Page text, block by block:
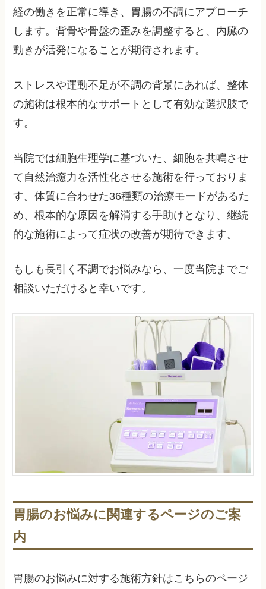
経の働きを正常に導き、胃腸の不調にアプローチ
します。背骨や骨盤の歪みを調整すると、内臓の
動きが活発になることが期待されます。
ストレスや運動不足が不調の背景にあれば、整体
の施術は根本的なサポートとして有効な選択肢で
す。
当院では細胞生理学に基づいた、細胞を共鳴させ
て自然治癒力を活性化させる施術を行っておりま
す。体質に合わせた36種類の治療モードがあるた
め、根本的な原因を解消する手助けとなり、継続
的な施術によって症状の改善が期待できます。
もしも長引く不調でお悩みなら、一度当院までご
相談いただけると幸いです。
胃腸のお悩みに関連するページのご案
内
胃腸のお悩みに対する施術方針はこちらのページ